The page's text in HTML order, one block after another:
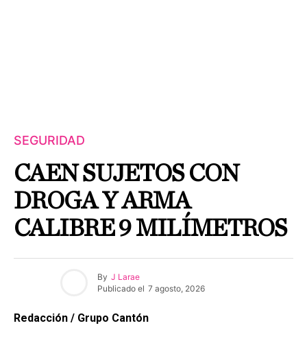
SEGURIDAD
CAEN SUJETOS CON
DROGA Y ARMA
CALIBRE 9 MILÍMETROS
By J Larae
Publicado el 7 agosto, 2026
Redacción / Grupo Cantón